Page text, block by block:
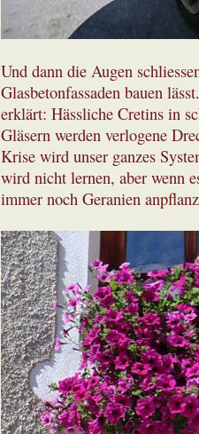
Und dann die Augen
Glasbetonfassaden bauen
erklärt: Hässliche Cretins in
Gläsern werden verlogene
Krise wird unser ganzes
wird nicht lernen, aber wenn
immer noch Geranien